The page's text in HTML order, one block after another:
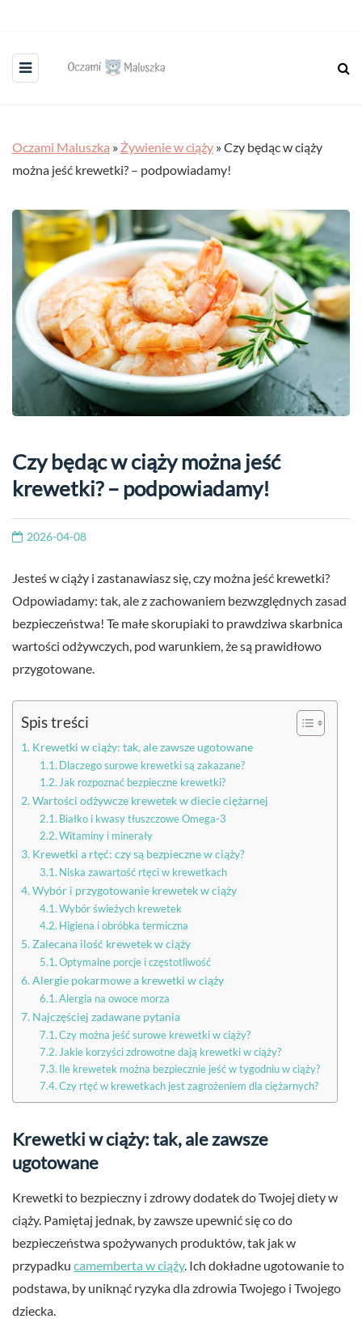
Oczami Maluszka » Żywienie w ciąży »Czy będąc w ciąży
można jeść krewetki? – podpowiadamy!
Czy będąc w ciąży można jeść
krewetki? – podpowiadamy!
2026-04-08
Jesteś w ciąży i zastanawiasz się, czy można jeść krewetki?
Odpowiadamy: tak, ale z zachowaniem bezwzględnych zasad
bezpieczeństwa! Te małe skorupiaki to prawdziwa skarbnica
wartości odżywczych, pod warunkiem, że są prawidłowo
przygotowane.
Spis treści
Krewetki w ciąży: tak, ale zawsze ugotowane
Dlaczego surowe krewetki są zakazane?
Jak rozpoznać bezpieczne krewetki?
Wartości odżywcze krewetek w diecie ciężarnej
Białko i kwasy tłuszczowe Omega-3
Witaminy i minerały
Krewetki a rtęć: czy są bezpieczne w ciąży?
Niska zawartość rtęci w krewetkach
Wybór i przygotowanie krewetek w ciąży
Wybór świeżych krewetek
Higiena i obróbka termiczna
Zalecana ilość krewetek w ciąży
Optymalne porcje i częstotliwość
Alergie pokarmowe a krewetki w ciąży
Alergia na owoce morza
Najczęściej zadawane pytania
Czy można jeść surowe krewetki w ciąży?
Jakie korzyści zdrowotne dają krewetki w ciąży?
Ile krewetek można bezpiecznie jeść w tygodniu w ciąży?
Czy rtęć w krewetkach jest zagrożeniem dla ciężarnych?
Krewetki w ciąży: tak, ale zawsze
ugotowane
Krewetki to bezpieczny i zdrowy dodatek do Twojej diety w
ciąży. Pamiętaj jednak, by zawsze upewnić się co do
bezpieczeństwa spożywanych produktów, tak jak w
przypadku camemberta w ciąży. Ich dokładne ugotowanie to
podstawa, by uniknąć ryzyka dla zdrowia Twojego i Twojego
dziecka.